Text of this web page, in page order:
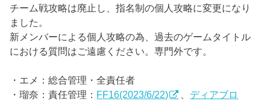
チーム戦攻略は廃止し、指名制の個人攻略に変更になり
ました。
新メンバーによる個人攻略の為、過去のゲームタイトル
における質問はご遠慮ください。専門外です。
・エメ：総合管理・全責任者
・瑠奈：責任管理： FF16(2023/6/22)
ディアブロ